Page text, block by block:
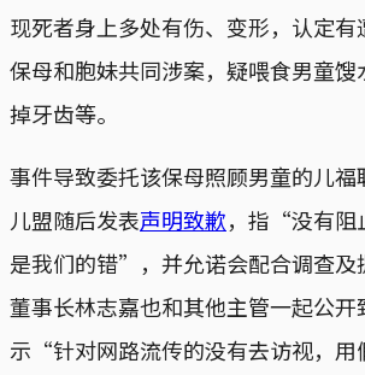
现死者身上多处有伤、变形，认定
保母和胞妹共同涉案，疑喂食男童
掉牙齿等。
事件导致委托该保母照顾男童的儿福
儿盟随后发表声明致歉，指“没有阻
是我们的错”，并允诺会配合调查及
董事长林志嘉也和其他主管一起公
示“针对网路流传的没有去访视，用